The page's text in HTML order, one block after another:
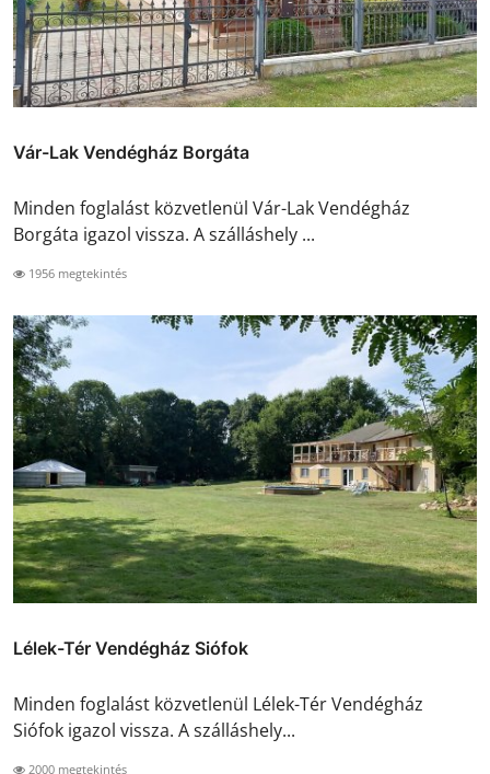
Vár-Lak Vendégház Borgáta
Minden foglalást közvetlenül Vár-Lak Vendégház
Borgáta igazol vissza. A szálláshely ...
1956 megtekintés
Lélek-Tér Vendégház Siófok
Minden foglalást közvetlenül Lélek-Tér Vendégház
Siófok igazol vissza. A szálláshely...
2000 megtekintés